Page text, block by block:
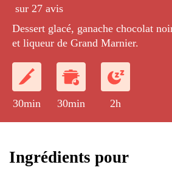
sur 27 avis
Dessert glacé, ganache chocolat
et liqueur de Grand Marnier.
30min 30min 2h
Ingrédients pour